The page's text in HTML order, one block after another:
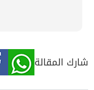
شارك المقالة